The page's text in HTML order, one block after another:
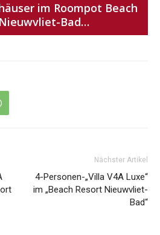
im Roompot Beach
Bad…
Nächster Artikel
4-Personen-„Villa V4A Luxe“
im „Beach Resort Nieuwvliet-
Bad“